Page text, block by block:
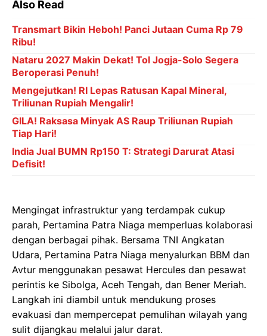
Also Read
Transmart Bikin Heboh! Panci Jutaan Cuma Rp 79
Ribu!
Nataru 2027 Makin Dekat! Tol Jogja-Solo Segera
Beroperasi Penuh!
Mengejutkan! RI Lepas Ratusan Kapal Mineral,
Triliunan Rupiah Mengalir!
GILA! Raksasa Minyak AS Raup Triliunan Rupiah
Tiap Hari!
India Jual BUMN Rp150 T: Strategi Darurat Atasi
Defisit!
Mengingat infrastruktur yang terdampak cukup
parah, Pertamina Patra Niaga memperluas kolaborasi
dengan berbagai pihak. Bersama TNI Angkatan
Udara, Pertamina Patra Niaga menyalurkan BBM dan
Avtur menggunakan pesawat Hercules dan pesawat
perintis ke Sibolga, Aceh Tengah, dan Bener Meriah.
Langkah ini diambil untuk mendukung proses
evakuasi dan mempercepat pemulihan wilayah yang
sulit dijangkau melalui jalur darat.